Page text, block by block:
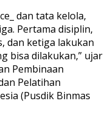
dan tata kelola,
Pertama disiplin,
dan ketiga lakukan
bisa dilakukan,” ujar
Pembinaan
Pelatihan
(Pusdik Binmas